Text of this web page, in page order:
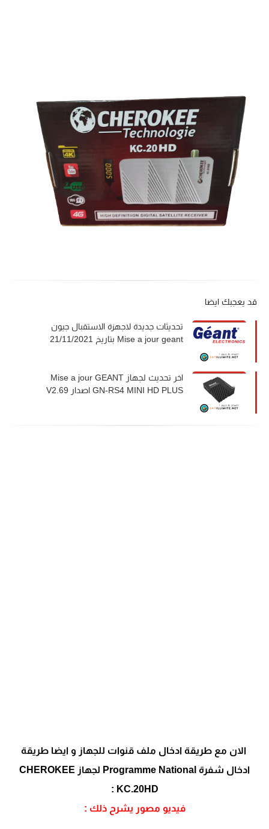
قد يعجبك ايضا
تحديثات جديدة لاجهزة الاستقبال جيون
Mise a jour geant بتاريخ 21/11/2021
اخر تحديث لجهاز Mise a jour GEANT
GN-RS4 MINI HD PLUS اصدار V2.69
الان مع طريقة ادخال ملف قنوات للجهاز و ايضا طريقة
ادخال شفرة Programme National لجهاز CHEROKEE
KC.20HD :
فيديو مصور يشرح ذلك :